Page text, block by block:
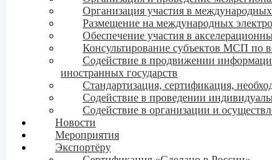
Организация участия в
Размещение на международных
Обеспечение участия в
Консультирование субъектов МСП по
Содействие в продвижении
иностранных государств
Стандартизация, сертификация,
Содействие в проведении
Содействие в организации и
Новости
Мероприятия
Экспортёру